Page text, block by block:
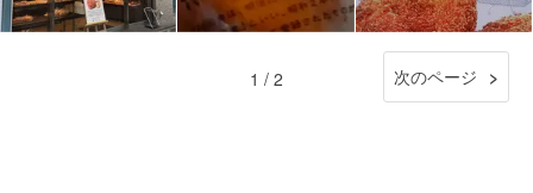
1 / 2 次のページ